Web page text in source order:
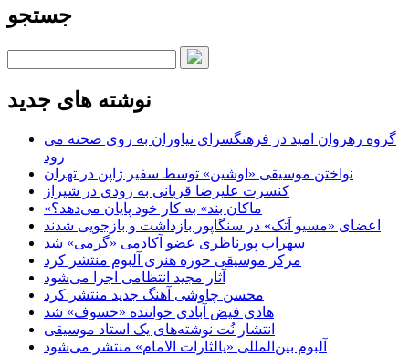
جستجو
نوشته های جدید
گروه رهروان امید در فرهنگسرای نیاوران به روی صحنه می
رود
نواختن موسیقی «اوشین» توسط سفیر ژاپن در تهران
کنسرت علیرضا قربانی به زودی در شیراز
«ماکان بند» به کار خود پایان می‌دهد؟
اعضای «مسیو اَتک» در سنگاپور بازداشت و بازجویی شدند
سهراب پورناظری عضو آکادمی «گرمی» شد
مرکز موسیقی حوزه هنری آلبوم منتشر کرد
آثار مجید انتظامی اجرا می‌شود
محسن چاوشی آهنگ جدید منتشر کرد
هادی فیض آبادی خواننده «خسوف» شد
انتشار نُت نوشته‌های یک استاد موسیقی
آلبوم بین‌المللی «یالثارات الامام» منتشر می‌شود